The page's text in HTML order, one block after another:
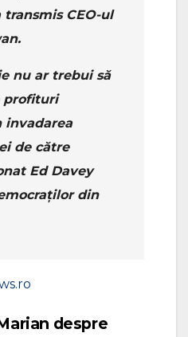
CEO-ul
nu ar trebui să
profituri
invadarea
de către
Ed Davey
din
despre